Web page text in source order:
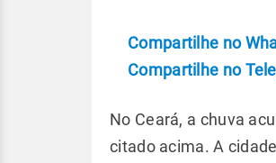
Compartilhe no
Compartilhe no
No Ceará, a chuva
citado acima. A